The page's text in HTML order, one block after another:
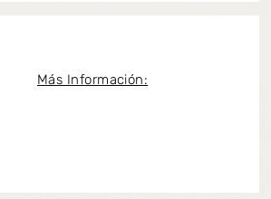
Más Información: